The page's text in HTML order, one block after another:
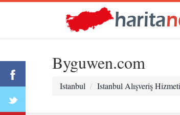
Byguwen.com
Istanbul Istanbul Alışveriş Hizmeti